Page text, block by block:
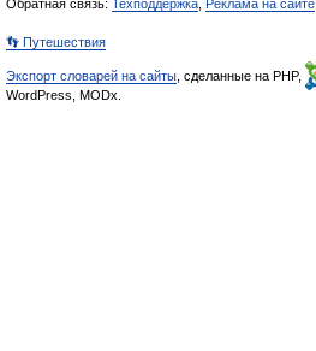
Обратная связь: Техподдержка Реклама на сайте
👣 Путешествия
Экспорт словарей на сайты , сделанные на PHP,
WordPress, MODx.